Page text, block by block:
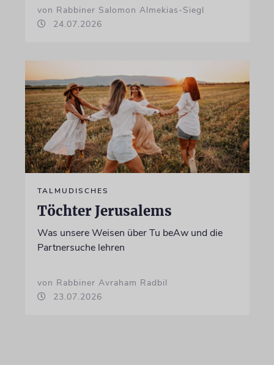
von Rabbiner Salomon Almekias-Siegl
24.07.2026
TALMUDISCHES
Töchter Jerusalems
Was unsere Weisen über Tu beAw und die
Partnersuche lehren
von Rabbiner Avraham Radbil
23.07.2026